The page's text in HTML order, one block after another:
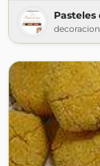
Pasteles